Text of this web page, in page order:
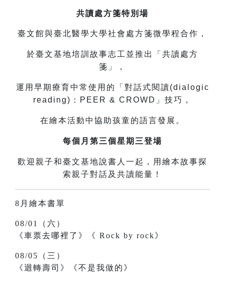
共讀處方箋特別場
臺文館與臺北醫學大學社會處方箋微學程合作，
於臺文基地培訓故事志工並推出「共讀處方
箋」，
運用早期療育中常使用的「對話式閱讀(dialogic
reading)：PEER & CROWD」技巧，
在繪本活動中協助孩童的語言發展。
每個月第三個星期三登場
歡迎親子和臺文基地說書人一起，用繪本故事探
索親子對話及共讀能量！
8月繪本書單
08/01（六）
《車票去哪裡了》《 Rock by rock》
08/05（三）
《迴轉壽司》《不是我做的》